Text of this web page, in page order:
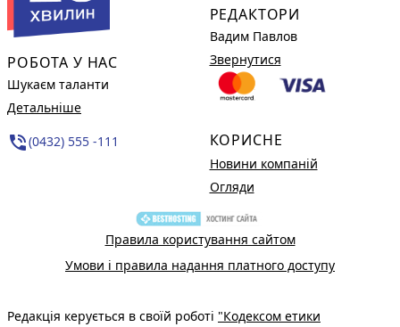
РОБОТА У НАС
Шукаєм таланти
Детальніше
phone_in_talk(0432) 555 -111
РЕДАКТОРИ
Вадим Павлов
Звернутися
КОРИСНЕ
Новини компаній
Огляди
Правила користування сайтом
Умови і правила надання платного доступу
Редакція керується в своїй роботі "Кодексом етики